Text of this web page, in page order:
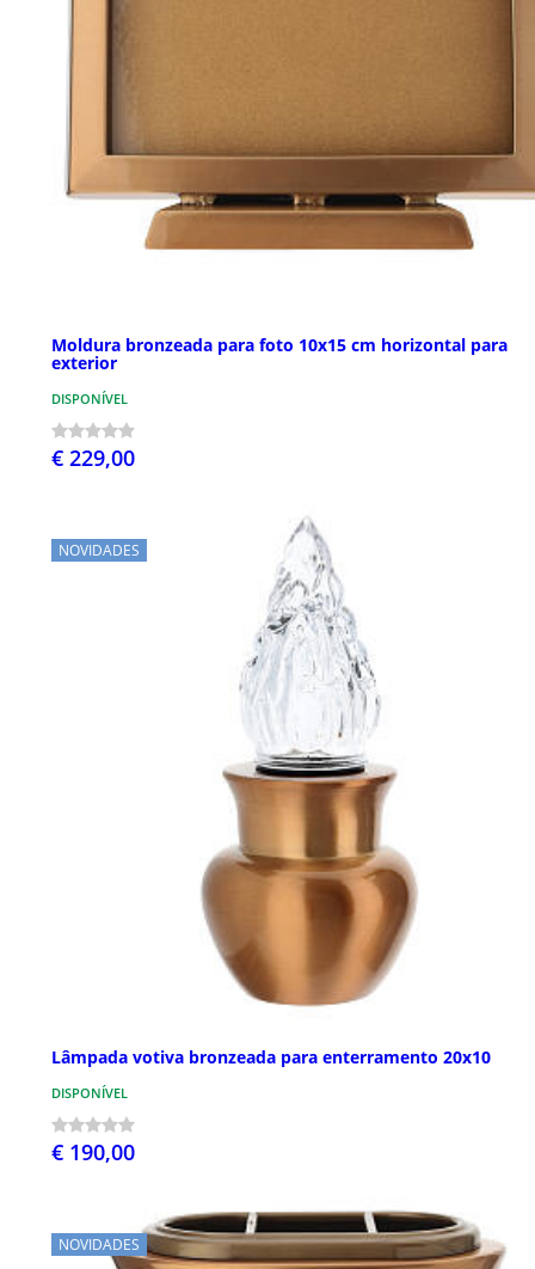
Moldura bronzeada para foto 10x15 cm horizontal para
exterior
DISPONÍVEL
€ 229,00
NOVIDADES
Lâmpada votiva bronzeada para enterramento 20x10
DISPONÍVEL
€ 190,00
NOVIDADES